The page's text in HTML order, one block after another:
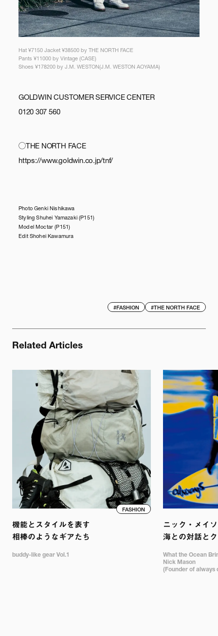
Hat ¥7150 Jacket ¥38500 by THE NORTH FACE
Pants ¥11000 by Vintage (CASE)
Shoes ¥178200 by J.M. WESTON(J.M. WESTON AOYAMA)
GOLDWIN CUSTOMER SERVICE CENTER
0120 307 560
◯THE NORTH FACE
https://www.goldwin.co.jp/tnf/
Photo Genki Nishikawa
Styling Shuhei Yamazaki (P151)
Model Moctar (P151)
Edit Shohei Kawamura
#FASHION #THE NORTH FACE
Related Articles
FASHION
機能とスタイルを表す
相棒のようなギアたち
buddy-like gear Vol.1
ニック・メイ
海との対話と
What the Ocean
Nick Mason
(Founder of always